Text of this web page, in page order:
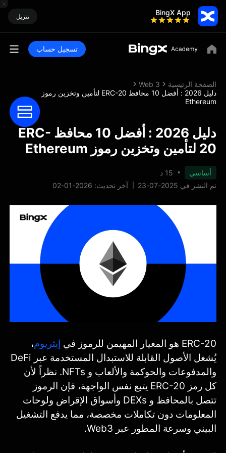
BingX App تنزيل
تسجيل حساب
الصفحة الرئيسية
Web 3
دليل 2026 : أفضل 10 محافظ ERC-20 لتأمين وتخزين رموز
Ethereum
دليل 2026 : أفضل 10 محافظ ERC-
20 لتأمين وتخزين رموز Ethereum
أساسي
15 د
تم النشر في 2025-07-23
آخر تحديث: 2026-01-02
ERC-20 هو المعيار المهيمن للرموز في إيثريوم،
يُشغل الأصول القابلة للاستبدال المستخدمة عبر DeFi
والمدفوعات والحوكمة والألعاب و NFTs. نظراً لأن
كل رمز ERC-20 يتبع نفس الواجهة، فإن الرموز
تتصل بالمحافظ و DEXs وأسواق الإقراض ولوحات
المعلومات دون تكاملات مخصصة، مما يدفع التشغيل
البيني وسرعة المطور عبر Web3.